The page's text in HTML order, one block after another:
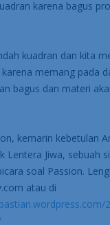
karena bagus
kuadran dan kita
memang pada
bagus dan materi
kemarin kebetulan
Lentera Jiwa, sebuah
soal Passion.
atau di